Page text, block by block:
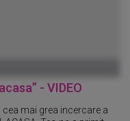
- VIDEO
mai grea incercare a